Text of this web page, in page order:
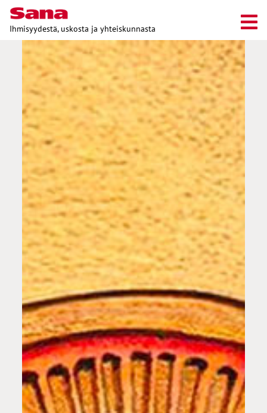
Ihmisyydestä, uskosta ja yhteiskunnasta